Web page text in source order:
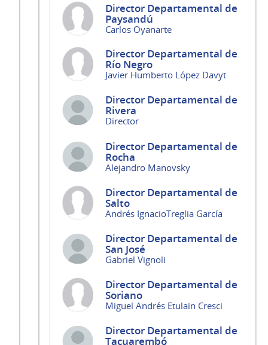
Director Departamental de
Paysandú
Carlos Oyanarte
Director Departamental de
Río Negro
Javier Humberto López Davyt
Director Departamental de
Rivera
Director
Director Departamental de
Rocha
Alejandro Manovsky
Director Departamental de
Salto
Andrés IgnacioTreglia García
Director Departamental de
San José
Gabriel Vignoli
Director Departamental de
Soriano
Miguel Andrés Etulain Cresci
Director Departamental de
Tacuarembó